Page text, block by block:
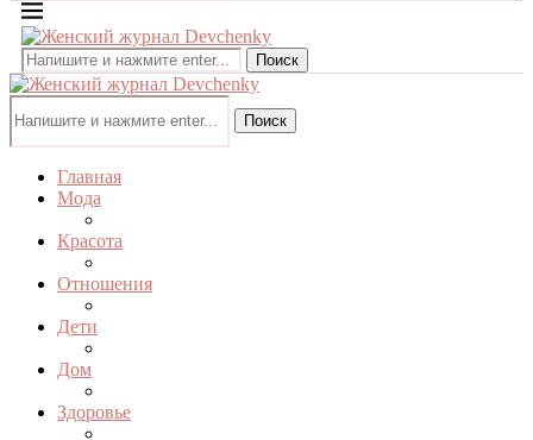
Поиск
Поиск
Главная
Мода
Красота
Отношения
Дети
Дом
Здоровье